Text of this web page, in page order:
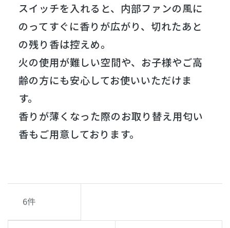
スイッチを入れると、内部ファンの風に
のってすぐに香りが広がり、切れたあと
の残り香は控えめ。
火の使用が難しい空間や、お子様やご高
齢の方にも安心してお使いいただけま
す。
香りが薄くなった際のお取り替え用匂い
香もご用意しております。
6件